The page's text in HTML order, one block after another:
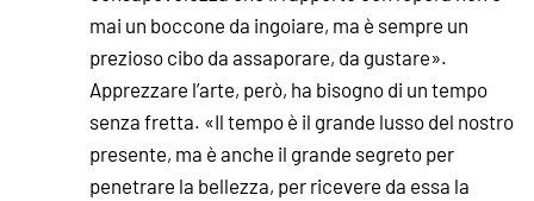
mai un boccone da ingoiare, ma è sempre un
prezioso cibo da assaporare, da gustare».
Apprezzare l’arte, però, ha bisogno di un tempo
senza fretta. «Il tempo è il grande lusso del nostro
presente, ma è anche il grande segreto per
penetrare la bellezza, per ricevere da essa la